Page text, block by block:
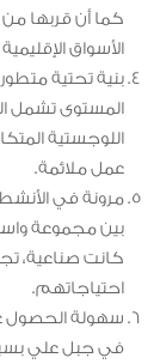
كما أن قربها
الأسواق
بنية تحتية
المستوى تشمل
اللوجستية
عمل ملائمة.
مرونة في
بين مجموعة
كانت صناعية،
احتياجاتهم.
سهولة الحصول
في جبل علي